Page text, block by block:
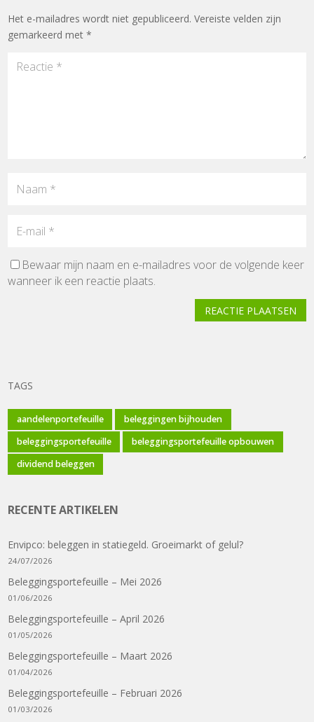
Het e-mailadres wordt niet gepubliceerd. Vereiste velden zijn
gemarkeerd met*
Bewaar mijn naam en e-mailadres voor de volgende keer
wanneer ik een reactie plaats.
REACTIE PLAATSEN
TAGS
aandelenportefeuille
beleggingen bijhouden
beleggingsportefeuille
beleggingsportefeuille opbouwen
dividend beleggen
RECENTE ARTIKELEN
Envipco: beleggen in statiegeld. Groeimarkt of gelul?
24/07/2026
Beleggingsportefeuille – Mei 2026
01/06/2026
Beleggingsportefeuille – April 2026
01/05/2026
Beleggingsportefeuille – Maart 2026
01/04/2026
Beleggingsportefeuille – Februari 2026
01/03/2026